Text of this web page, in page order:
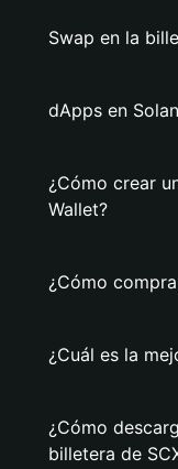
Swap en la
dApps en
¿Cómo crear
Wallet?
¿Cómo
¿Cuál es la
¿Cómo
billetera de